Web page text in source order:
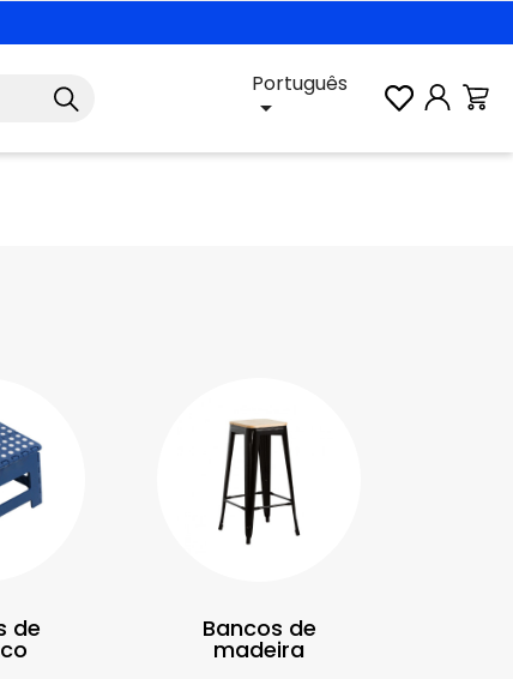
Português

de Bancos de
madeira